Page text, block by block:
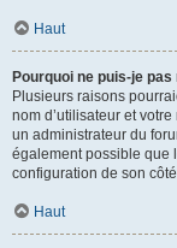
Haut
Pourquoi ne puis-je
Plusieurs raisons
nom d’utilisateur et
un administrateur du
également possible que
configuration de son
Haut